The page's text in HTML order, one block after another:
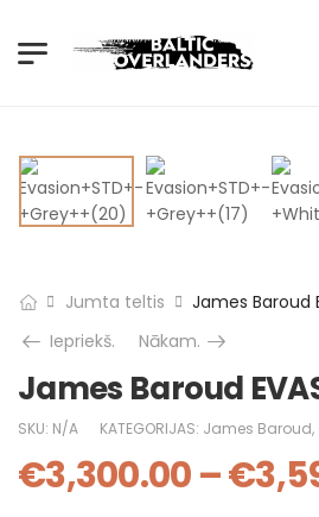
Jumta teltis
James Baroud
Iepriekš.
Nākam.
James Baroud
SKU: N/A KATEGORIJAS: James Baroud,
€3,300.00–€